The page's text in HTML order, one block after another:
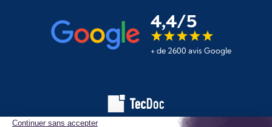
4,4/5
+ de 2600 avis Google